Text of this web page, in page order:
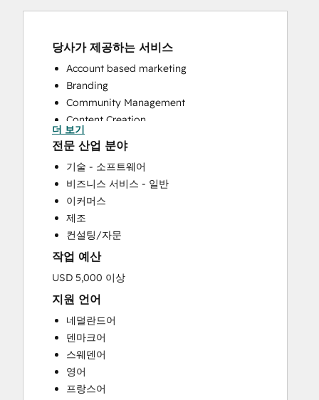
당사가 제공하는 서비스
Account based marketing
Branding
Community Management
Content Creation
Conversational Marketing
CRM Implementation
CRM Migration
Custom API Integrations
Customer Marketing
Customer Success Training
Customer Support Training
Customer Survey and Analysis
Email Marketing
Help Desk Implementation
HubSpot Onboarding
Knowledge Base Development
Paid Advertising
Programmable Automation
Sales and Marketing Alignment
더 보기
전문 산업 분야
기술 - 소프트웨어
비즈니스 서비스 - 일반
이커머스
제조
컨설팅/자문
작업 예산
USD 5,000 이상
지원 언어
네덜란드어
덴마크어
스웨덴어
영어
프랑스어